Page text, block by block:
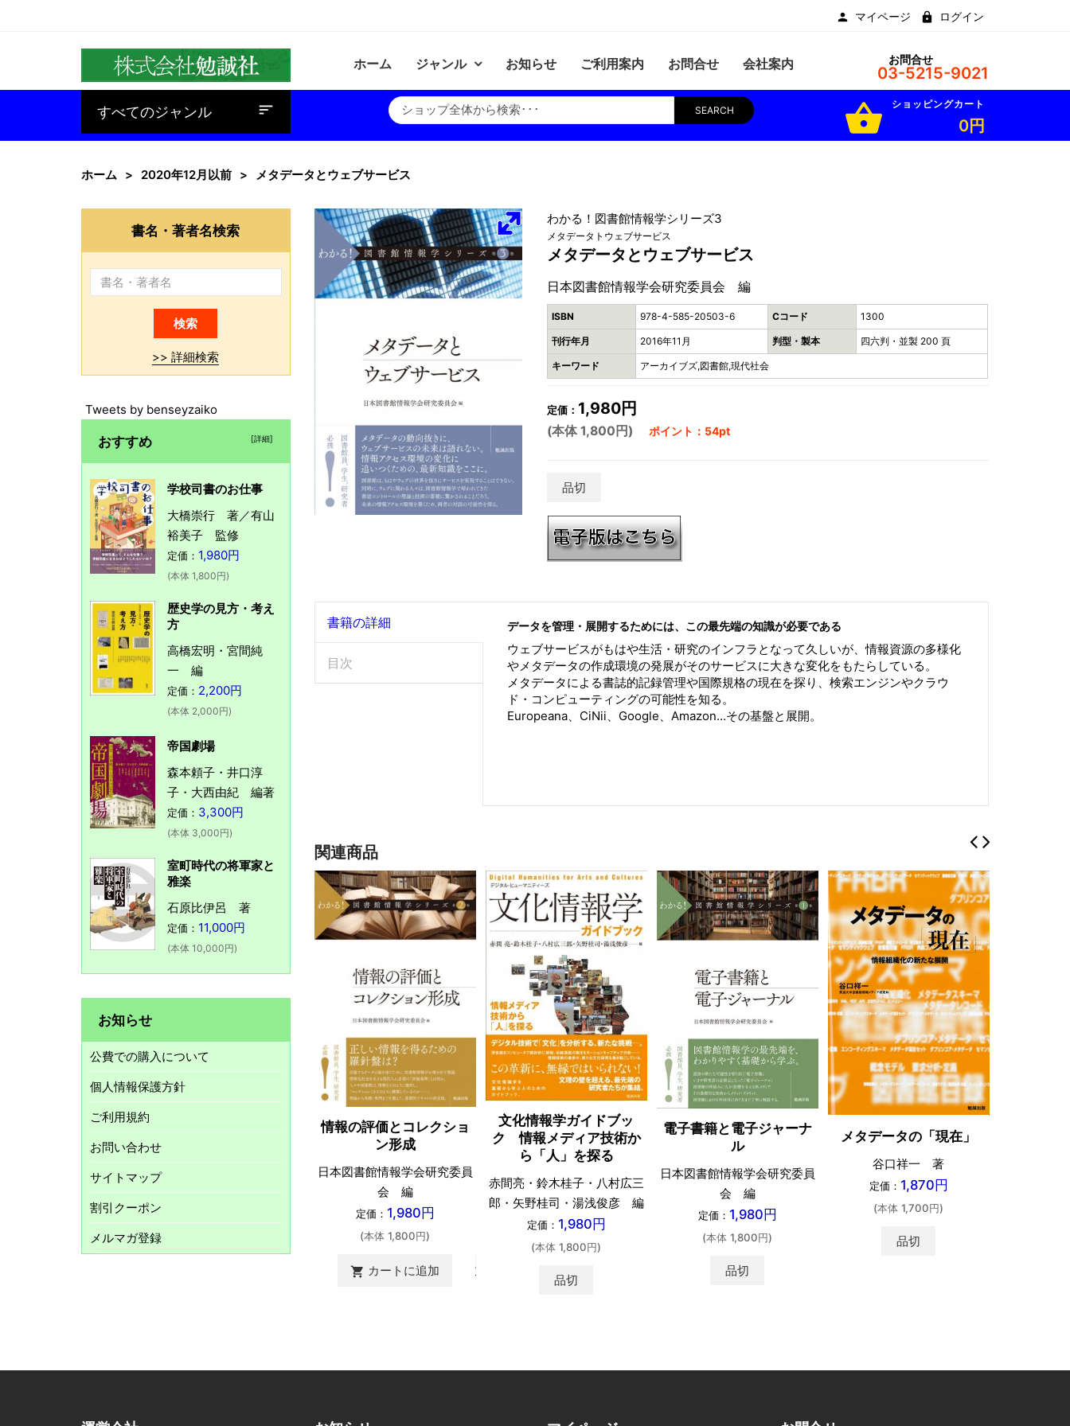
マイページ ログイン
ホーム ジャンル お知らせ ご利用案内 お問合せ 会社案内 お問合せ
03-5215-9021
すべてのジャンル
baseline_sort SEARCH shopping_basket ショッピングカート
0円
ホーム 2020年12月以前 メタデータとウェブサービス
わかる！図書館情報学シリーズ3
メタデータトウェブサービス
メタデータとウェブサービス
日本図書館情報学会研究委員会 編
ISBN 978-4-585-20503-6 Cコード 1300
刊行年月 2016年11月 判型・製本 四六判・並製 200 頁
キーワード アーカイブズ,図書館,現代社会
定価： 1,980円
(本体 1,800円) ポイント：54pt
品切
書籍の詳細
目次
データを管理・展開するためには、この最先端の知識が必要である
ウェブサービスがもはや生活・研究のインフラとなって久しいが、情報資源の多様化
やメタデータの作成環境の発展がそのサービスに大きな変化をもたらしている。
メタデータによる書誌的記録管理や国際規格の現在を探り、検索エンジンやクラウ
ド・コンピューティングの可能性を知る。
Europeana、CiNii、Google、Amazon…その基盤と展開。
関連商品
情報の評価とコレクショ
ン形成
日本図書館情報学会研究委員
会 編
定価： 1,980円
(本体 1,800円)
shopping_cart カートに追加
文化情報学ガイドブッ
ク 情報メディア技術か
ら「人」を探る
赤間亮・鈴木桂子・八村広三
郎・矢野桂司・湯浅俊彦 編
定価： 1,980円
(本体 1,800円)
品切
電子書籍と電子ジャーナ
ル
日本図書館情報学会研究委員
会 編
定価： 1,980円
(本体 1,800円)
品切
メタデータの「現在」
谷口祥一 著
定価： 1,870円
(本体 1,700円)
品切
書名・著者名検索
>> 詳細検索
Tweets by benseyzaiko
おすすめ [詳細]
学校司書のお仕事
大橋崇行 著／有山
裕美子 監修
定価： 1,980円
(本体 1,800円)
歴史学の見方・考え
方
高橋宏明・宮間純
一 編
定価： 2,200円
(本体 2,000円)
帝国劇場
森本頼子・井口淳
子・大西由紀 編著
定価： 3,300円
(本体 3,000円)
室町時代の将軍家と
雅楽
石原比伊呂 著
定価： 11,000円
(本体 10,000円)
お知らせ
公費での購入について
個人情報保護方針
ご利用規約
お問い合わせ
サイトマップ
割引クーポン
メルマガ登録